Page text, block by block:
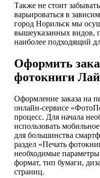
Также не стоит
варьироваться в
город Норильск мы
вышеуказанных видов,
наиболее подходящий
Оформить
фотокниги
Оформление заказа на
онлайн-сервисе
процесс. Для начала
использовать
для большинства
раздел «Печать
необходимые
формат, тип бумаги,
страниц.